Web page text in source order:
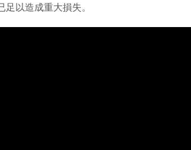
以造成重大損失。